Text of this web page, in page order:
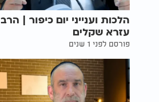
הלכות וענייני יום כיפור | הרב
עזרא שקלים
פורסם לפני 1 שנים